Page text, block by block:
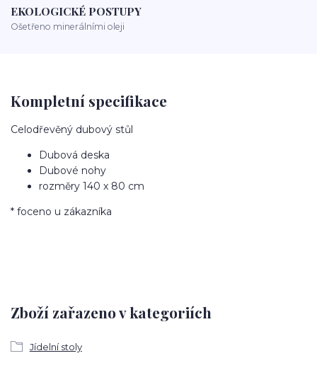
EKOLOGICKÉ POSTUPY
Ošetřeno minerálními oleji
Kompletní specifikace
Celodřevěný dubový stůl
Dubová deska
Dubové nohy
rozměry 140 x 80 cm
* foceno u zákazníka
Zboží zařazeno v kategoriích
Jídelní stoly